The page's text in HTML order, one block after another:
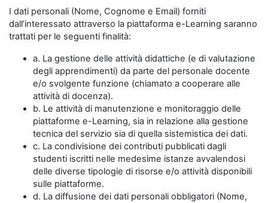
I dati personali (Nome, Cognome e Email) forniti
dall’interessato attraverso la piattaforma e-Learning saranno
trattati per le seguenti finalità:
a. La gestione delle attività didattiche (e di valutazione
degli apprendimenti) da parte del personale docente
e/o svolgente funzione (chiamato a cooperare alle
attività di docenza).
b. Le attività di manutenzione e monitoraggio delle
piattaforme e-Learning, sia in relazione alla gestione
tecnica del servizio sia di quella sistemistica dei dati.
c. La condivisione dei contributi pubblicati dagli
studenti iscritti nelle medesime istanze avvalendosi
delle diverse tipologie di risorse e/o attività disponibili
sulle piattaforme.
d. La diffusione dei dati personali obbligatori (Nome,